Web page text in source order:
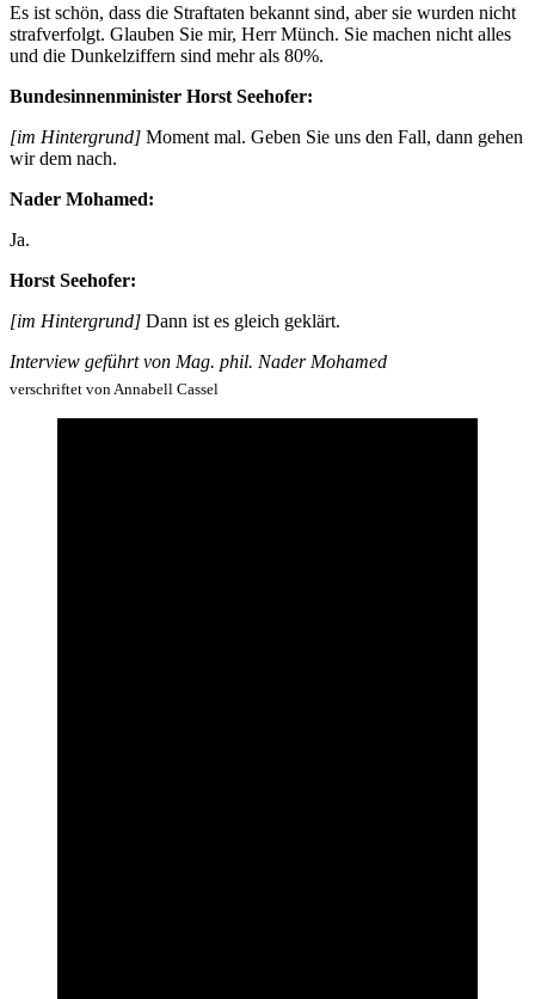
Es ist schön, dass die Straftaten bekannt sind, aber sie wurden nicht
strafverfolgt. Glauben Sie mir, Herr Münch. Sie machen nicht alles
und die Dunkelziffern sind mehr als 80%.
Bundesinnenminister Horst Seehofer:
[im Hintergrund] Moment mal. Geben Sie uns den Fall, dann gehen
wir dem nach.
Nader Mohamed:
Ja.
Horst Seehofer:
[im Hintergrund] Dann ist es gleich geklärt.
Interview geführt von Mag. phil. Nader Mohamed
verschriftet von Annabell Cassel